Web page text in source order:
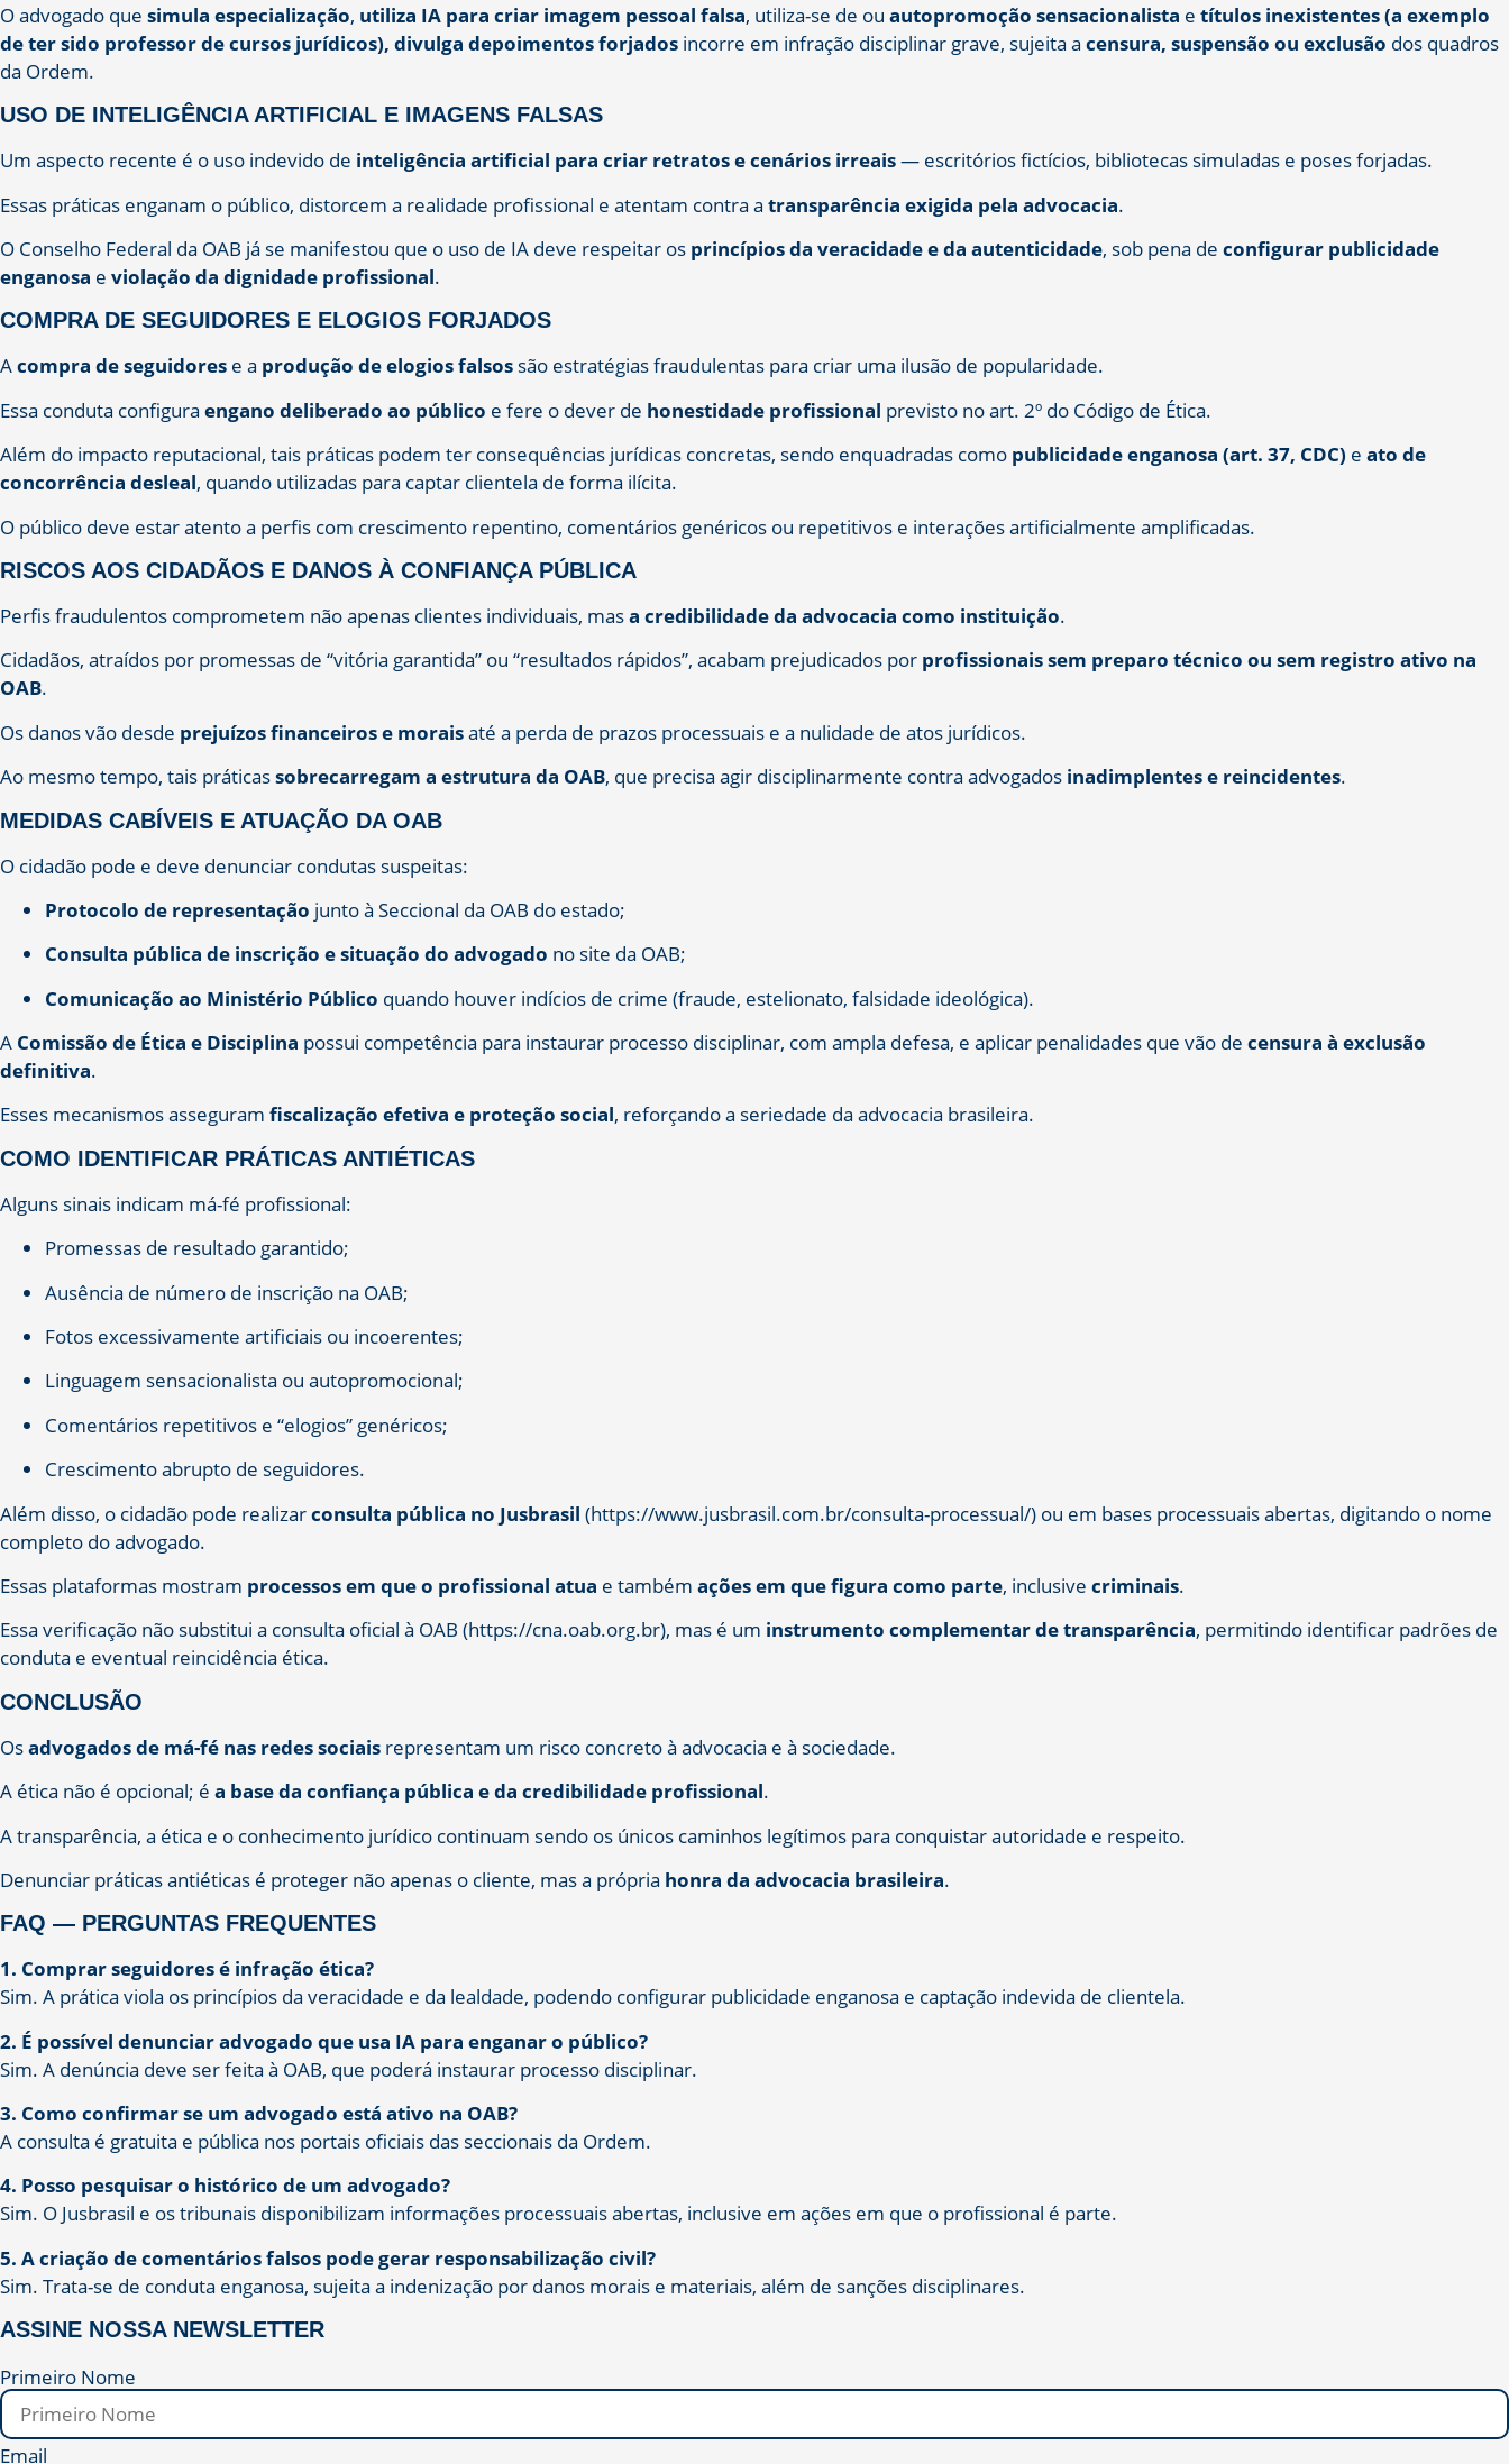
O advogado que simula especialização, utiliza IA para criar imagem pessoal falsa, utiliza-se de ou autopromoção sensacionalista e títulos inexistentes (a exemplo
de ter sido professor de cursos jurídicos), divulga depoimentos forjados incorre em infração disciplinar grave, sujeita a censura, suspensão ou exclusão dos quadros
da Ordem.
USO DE INTELIGÊNCIA ARTIFICIAL E IMAGENS FALSAS
Um aspecto recente é o uso indevido de inteligência artificial para criar retratos e cenários irreais— escritórios fictícios, bibliotecas simuladas e poses forjadas.
Essas práticas enganam o público, distorcem a realidade profissional e atentam contra a transparência exigida pela advocacia.
O Conselho Federal da OAB já se manifestou que o uso de IA deve respeitar os princípios da veracidade e da autenticidade, sob pena de configurar publicidade
enganosa e violação da dignidade profissional.
COMPRA DE SEGUIDORES E ELOGIOS FORJADOS
Acompra de seguidores e a produção de elogios falsos são estratégias fraudulentas para criar uma ilusão de popularidade.
Essa conduta configura engano deliberado ao público e fere o dever de honestidade profissional previsto no art. 2º do Código de Ética.
Além do impacto reputacional, tais práticas podem ter consequências jurídicas concretas, sendo enquadradas como publicidade enganosa (art. 37, CDC) e ato de
concorrência desleal, quando utilizadas para captar clientela de forma ilícita.
O público deve estar atento a perfis com crescimento repentino, comentários genéricos ou repetitivos e interações artificialmente amplificadas.
RISCOS AOS CIDADÃOS E DANOS À CONFIANÇA PÚBLICA
Perfis fraudulentos comprometem não apenas clientes individuais, masa credibilidade da advocacia como instituição.
Cidadãos, atraídos por promessas de “vitória garantida” ou “resultados rápidos”, acabam prejudicados por profissionais sem preparo técnico ou sem registro ativo na
OAB.
Os danos vão desde prejuízos financeiros e moraisaté a perda de prazos processuais e a nulidade de atos jurídicos.
Ao mesmo tempo, tais práticassobrecarregam a estrutura da OAB, que precisa agir disciplinarmente contra advogados inadimplentes e reincidentes.
MEDIDAS CABÍVEIS E ATUAÇÃO DA OAB
O cidadão pode e deve denunciar condutas suspeitas:
Protocolo de representação junto à Seccional da OAB do estado;
Consulta pública de inscrição e situação do advogado no site da OAB;
Comunicação ao Ministério Público quando houver indícios de crime (fraude, estelionato, falsidade ideológica).
A Comissão de Ética e Disciplina possui competência para instaurar processo disciplinar, com ampla defesa, e aplicar penalidades que vão de censura à exclusão
definitiva.
Esses mecanismos asseguram fiscalização efetiva e proteção social, reforçando a seriedade da advocacia brasileira.
COMO IDENTIFICAR PRÁTICAS ANTIÉTICAS
Alguns sinais indicam má-fé profissional:
Promessas de resultado garantido;
Ausência de número de inscrição na OAB;
Fotos excessivamente artificiais ou incoerentes;
Linguagem sensacionalista ou autopromocional;
Comentários repetitivos e “elogios” genéricos;
Crescimento abrupto de seguidores.
Além disso, o cidadão pode realizarconsulta pública no Jusbrasil (https://www.jusbrasil.com.br/consulta-processual/) ou em bases processuais abertas, digitando o nome
completo do advogado.
Essas plataformas mostram processos em que o profissional atua e também ações em que figura como parte, inclusive criminais.
Essa verificação não substitui a consulta oficial à OAB (https://cna.oab.org.br), mas é um instrumento complementar de transparência, permitindo identificar padrões de
conduta e eventual reincidência ética.
CONCLUSÃO
Osadvogados de má-fé nas redes sociais representam um risco concreto à advocacia e à sociedade.
A ética não é opcional; é a base da confiança pública e da credibilidade profissional.
A transparência, a ética e o conhecimento jurídico continuam sendo os únicos caminhos legítimos para conquistar autoridade e respeito.
Denunciar práticas antiéticas é proteger não apenas o cliente, mas a própria honra da advocacia brasileira.
FAQ — PERGUNTAS FREQUENTES
1. Comprar seguidores é infração ética?
Sim. A prática viola os princípios da veracidade e da lealdade, podendo configurar publicidade enganosa e captação indevida de clientela.
2. É possível denunciar advogado que usa IA para enganar o público?
Sim. A denúncia deve ser feita à OAB, que poderá instaurar processo disciplinar.
3. Como confirmar se um advogado está ativo na OAB?
A consulta é gratuita e pública nos portais oficiais das seccionais da Ordem.
4. Posso pesquisar o histórico de um advogado?
Sim. O Jusbrasil e os tribunais disponibilizam informações processuais abertas, inclusive em ações em que o profissional é parte.
5. A criação de comentários falsos pode gerar responsabilização civil?
Sim. Trata-se de conduta enganosa, sujeita a indenização por danos morais e materiais, além de sanções disciplinares.
ASSINE NOSSA NEWSLETTER
Primeiro Nome
Email